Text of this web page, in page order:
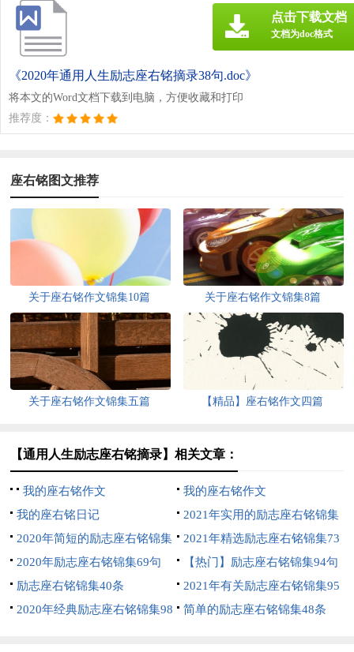
《2020年通用人生励志座右铭摘录38句.doc》
将本文的Word文档下载到电脑，方便收藏和打印
推荐度：
点击下载文档
文档为doc格式
座右铭图文推荐
关于座右铭作文锦集10篇 关于座右铭作文锦集8篇
关于座右铭作文锦集五篇 【精品】座右铭作文四篇
【通用人生励志座右铭摘录】相关文章：
我的座右铭作文
我的座右铭作文
我的座右铭日记
2021年实用的励志座右铭锦集
84句
2020年简短的励志座右铭锦集
100句
2021年精选励志座右铭锦集73
条
2020年励志座右铭锦集69句
【热门】励志座右铭锦集94句
励志座右铭锦集40条
2021年有关励志座右铭锦集95
句
2020年经典励志座右铭锦集98
简单的励志座右铭锦集48条